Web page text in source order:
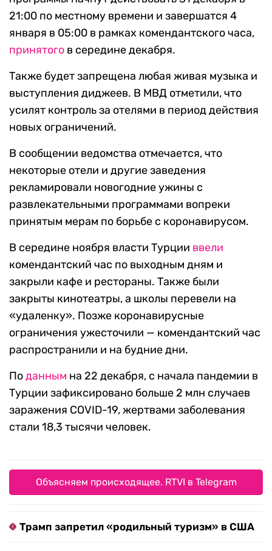
21:00 по местному времени и завершатся 4
января в 05:00 в рамках комендантского часа,
принятого в середине декабря.
Также будет запрещена любая живая музыка и
выступления диджеев. В МВД отметили, что
усилят контроль за отелями в период действия
новых ограничений.
В сообщении ведомства отмечается, что
некоторые отели и другие заведения
рекламировали новогодние ужины с
развлекательными программами вопреки
принятым мерам по борьбе с коронавирусом.
В середине ноября власти Турции ввели
комендантский час по выходным дням и
закрыли кафе и рестораны. Также были
закрыты кинотеатры, а школы перевели на
«удаленку». Позже коронавирусные
ограничения ужесточили — комендантский час
распространили и на будние дни.
Поданным на 22 декабря, с начала пандемии в
Турции зафиксировано больше 2 млн случаев
заражения COVID-19, жертвами заболевания
стали 18,3 тысячи человек.
Объясняем происходящее. RTVI в Telegram
Трамп запретил «родильный туризм» в США